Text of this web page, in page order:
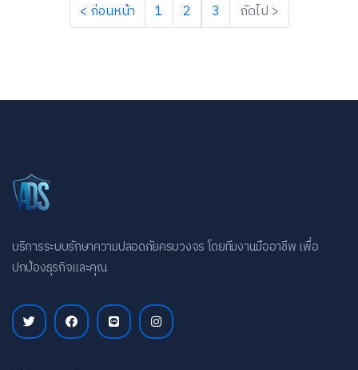
< ก่อนหน้า 1 2 3 ถัดไป >
บริการระบบรักษาความปลอดภัยครบวงจร โดยทีมงานมืออาชีพ เพื่อ
ปกป้องธุรกิจและคุณ